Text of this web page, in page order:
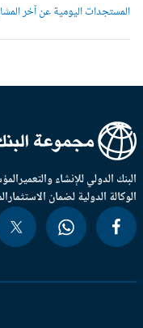
المستجدات اليومية عن آخر
الدولي للإنشاء والتعمير
الدولية لضمان الاستثمار